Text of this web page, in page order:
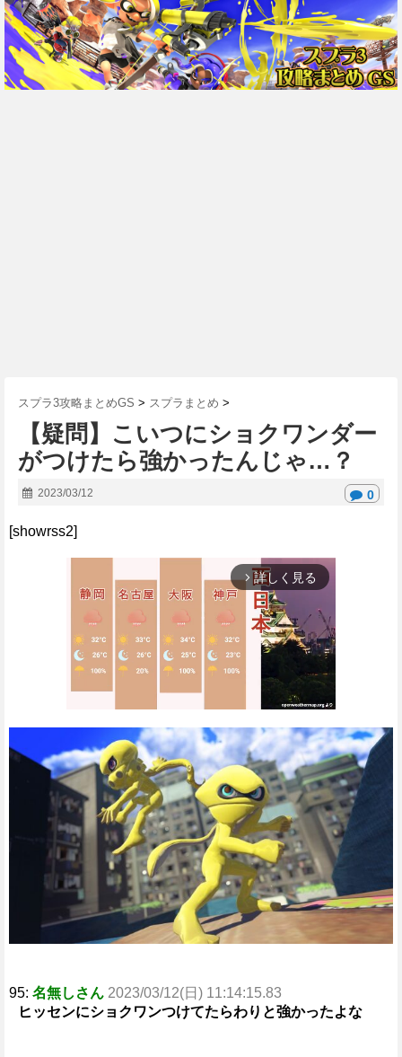
スプラ3攻略まとめGS > スプラまとめ >
【疑問】こいつにショクワンダー
がつけたら強かったんじゃ…？
2023/03/12 0
[showrss2]
arrow_forward_ios 詳しく見る
M
u
t
95: 名無しさん 2023/03/12(日) 11:14:15.83
ヒッセンにショクワンつけてたらわりと強かったよな